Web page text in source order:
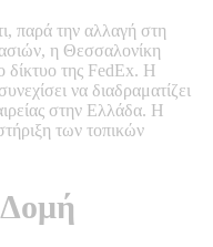
παρά την αλλαγή στη
η Θεσσαλονίκη
δίκτυο της FedEx. Η
να διαδραματίζει
στην Ελλάδα. Η
των τοπικών